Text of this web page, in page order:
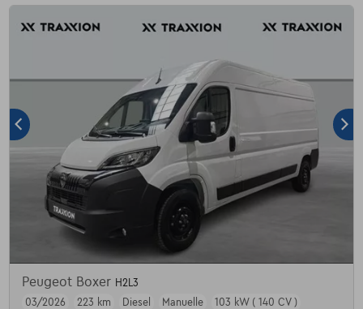
Peugeot Boxer H2L3
03/2026
223 km Diesel Manuelle 103 kW ( 140 CV )